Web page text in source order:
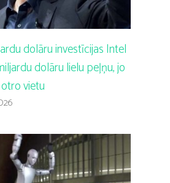
dolāru investīcijas Intel
dolāru lielu peļņu, jo
vietu